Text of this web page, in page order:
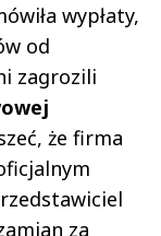
wypłaty,
od
zagrozili
że firma
za